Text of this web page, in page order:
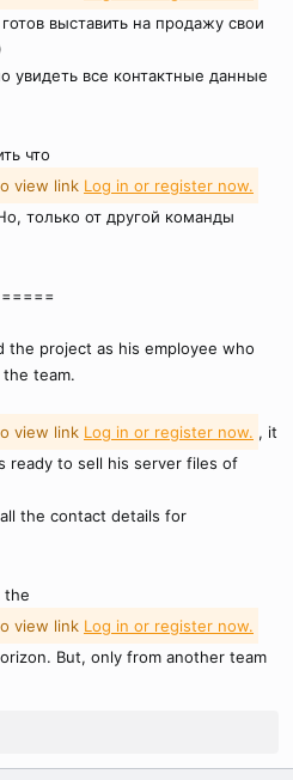
выставить на продажу свои
все контактные данные
что
view link Log in or register now.
только от другой команды
the project as his employee who
team.
view link Log in or register now. , it
ready to sell his server files of
the contact details for
the
view link Log in or register now.
But, only from another team